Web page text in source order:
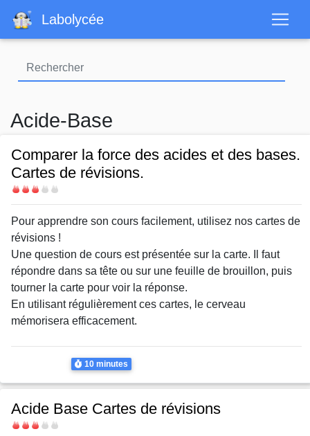
contenu
Labolycée
Acide-Base
Comparer la force des acides et des bases.
Cartes de révisions.
Difficulté
Body
Pour apprendre son cours facilement, utilisez nos cartes de
révisions !
Une question de cours est présentée sur la carte. Il faut
répondre dans sa tête ou sur une feuille de brouillon, puis
tourner la carte pour voir la réponse.
En utilisant régulièrement ces cartes, le cerveau
mémorisera efficacement.
Durée
10 minutes
Acide Base Cartes de révisions
Difficulté